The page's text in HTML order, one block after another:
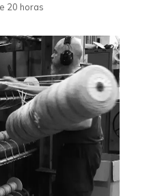
20 horas